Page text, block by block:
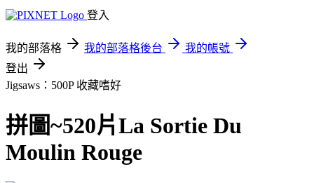
登入
我的部落格 我的部落格後台
我的帳號
登出
Jigsaws：500P 收藏嗜好
拼圖~520片La Sortie Du
Moulin Rouge